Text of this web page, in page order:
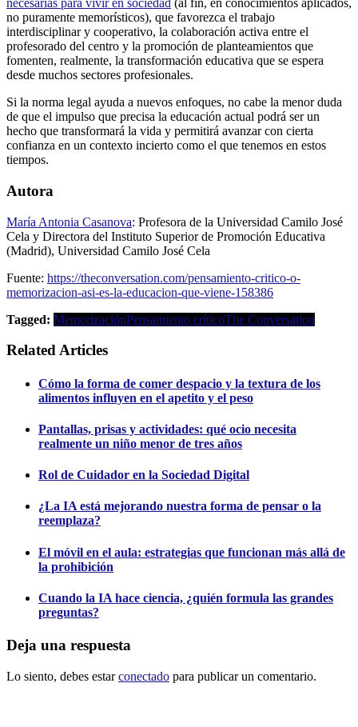
necesarias para vivir en sociedad (al fin, en conocimientos aplicados,
no puramente memorísticos), que favorezca el trabajo
interdisciplinar y cooperativo, la colaboración activa entre el
profesorado del centro y la promoción de planteamientos que
fomenten, realmente, la transformación educativa que se espera
desde muchos sectores profesionales.
Si la norma legal ayuda a nuevos enfoques, no cabe la menor duda
de que el impulso que precisa la educación actual podrá ser un
hecho que transformará la vida y permitirá avanzar con cierta
confianza en un contexto incierto como el que tenemos en estos
tiempos.
Autora
María Antonia Casanova: Profesora de la Universidad Camilo José
Cela y Directora del Instituto Superior de Promoción Educativa
(Madrid), Universidad Camilo José Cela
Fuente: https://theconversation.com/pensamiento-critico-o-
memorizacion-asi-es-la-educacion-que-viene-158386
Tagged: MemorizaciónPensamiento críticoThe Conversation
Related Articles
Cómo la forma de comer despacio y la textura de los
alimentos influyen en el apetito y el peso
Pantallas, prisas y actividades: qué ocio necesita
realmente un niño menor de tres años
Rol de Cuidador en la Sociedad Digital
¿La IA está mejorando nuestra forma de pensar o la
reemplaza?
El móvil en el aula: estrategias que funcionan más allá de
la prohibición
Cuando la IA hace ciencia, ¿quién formula las grandes
preguntas?
Deja una respuesta
Lo siento, debes estarconectado para publicar un comentario.